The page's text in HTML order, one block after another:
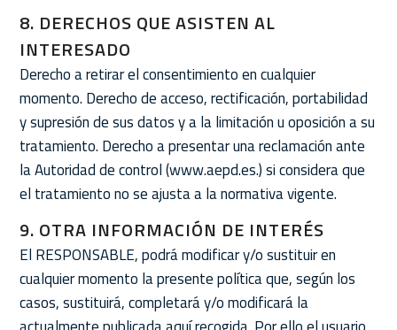
8. DERECHOS QUE ASISTEN AL
INTERESADO
Derecho a retirar el consentimiento en cualquier
momento. Derecho de acceso, rectificación, portabilidad
y supresión de sus datos y a la limitación u oposición a su
tratamiento. Derecho a presentar una reclamación ante
la Autoridad de control (www.aepd.es.) si considera que
el tratamiento no se ajusta a la normativa vigente.
9. OTRA INFORMACIÓN DE INTERÉS
El RESPONSABLE, podrá modificar y/o sustituir en
cualquier momento la presente política que, según los
casos, sustituirá, completará y/o modificará la